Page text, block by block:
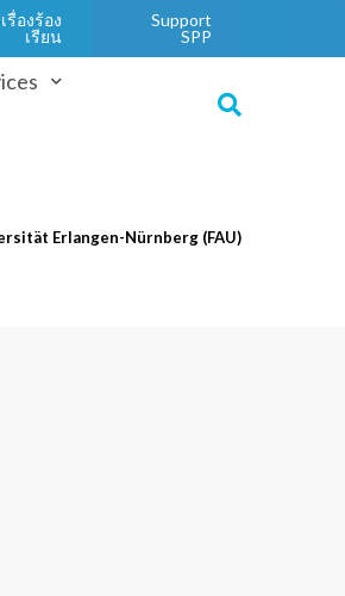
รื่องร้อง
เรียน
Support
SPP
Erlangen-Nürnberg (FAU)